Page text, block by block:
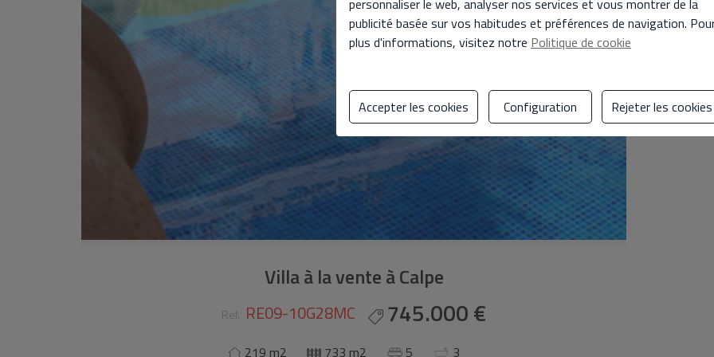
Villa à la vente à Calpe
Ref. RE09-10G28MC 745.000 €
219 m2 733 m2 5 3
publicité basée sur vos habitudes et préférences de navigation.
plus d'informations, visitez notre Politique de cookie
Accepter les cookies Configuration Rejeter les cookies